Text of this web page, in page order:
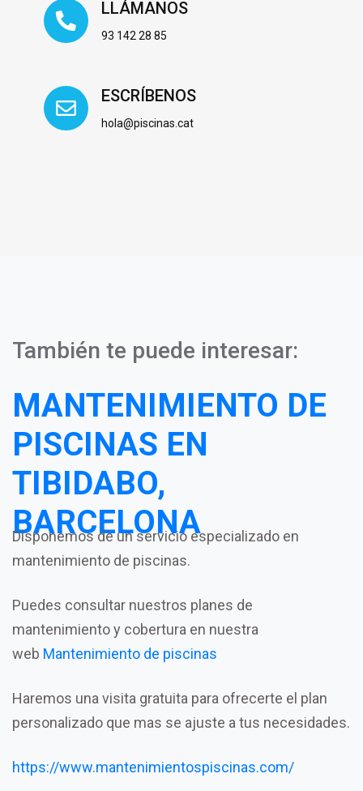
LLÁMANOS
93 142 28 85
ESCRÍBENOS
hola@piscinas.cat
También te puede interesar:
MANTENIMIENTO DE
PISCINAS EN
TIBIDABO,
BARCELONA
Disponemos de un servicio especializado en
mantenimiento de piscinas.
Puedes consultar nuestros planes de
mantenimiento y cobertura en nuestra
web Mantenimiento de piscinas
Haremos una visita gratuita para ofrecerte el plan
personalizado que mas se ajuste a tus necesidades.
https://www.mantenimientospiscinas.com/